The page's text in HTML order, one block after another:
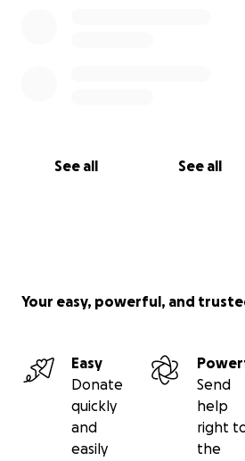
See all See all
Your easy, powerful, and
Easy
Donate
quickly
and
easily
Send
help
right
the